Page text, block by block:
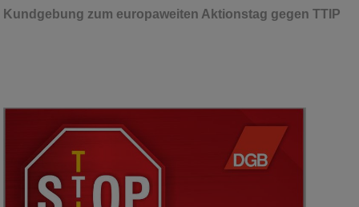
Kundgebung zum europaweiten Aktionstag gegen TTIP